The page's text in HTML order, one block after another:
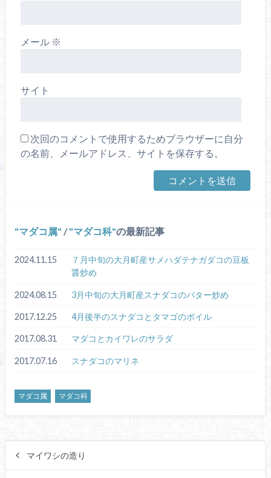
メール ※
サイト
次回のコメントで使用するためブラウザーに自分
の名前、メールアドレス、サイトを保存する。
マダコ属 / マダコ科 の最新記事
2024.11.15
７月中旬の大月町産サメハダテナガダコの豆板
醤炒め
2024.08.15 3月中旬の大月町産スナダコのバター炒め
2017.12.25 4月後半のスナダコとタマゴのボイル
2017.08.31 マダコとカイワレのサラダ
2017.07.16 スナダコのマリネ
マダコ属 マダコ科
マイワシの造り